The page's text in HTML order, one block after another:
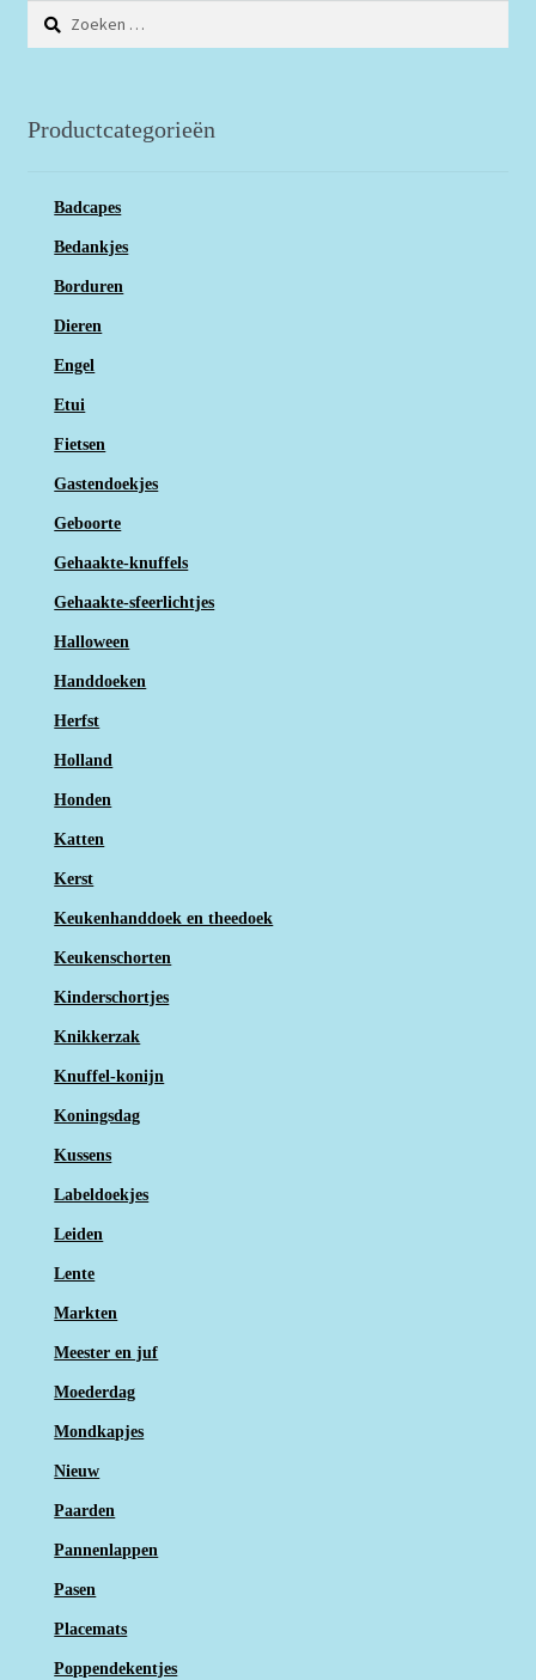
Zoeken
naar:
Productcategorieën
Badcapes
Bedankjes
Borduren
Dieren
Engel
Etui
Fietsen
Gastendoekjes
Geboorte
Gehaakte-knuffels
Gehaakte-sfeerlichtjes
Halloween
Handdoeken
Herfst
Holland
Honden
Katten
Kerst
Keukenhanddoek en theedoek
Keukenschorten
Kinderschortjes
Knikkerzak
Knuffel-konijn
Koningsdag
Kussens
Labeldoekjes
Leiden
Lente
Markten
Meester en juf
Moederdag
Mondkapjes
Nieuw
Paarden
Pannenlappen
Pasen
Placemats
Poppendekentjes